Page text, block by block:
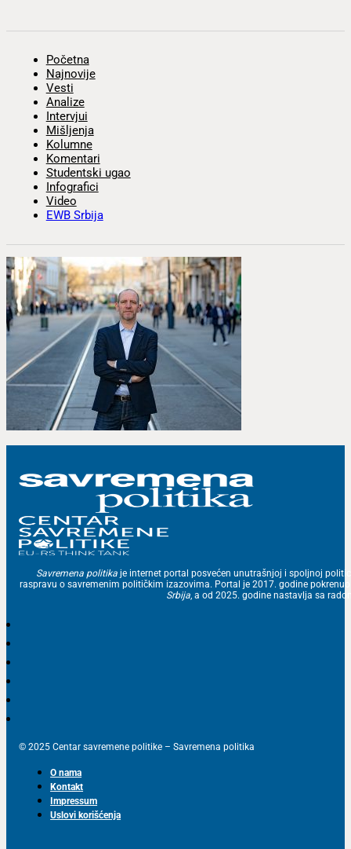
Početna
Najnovije
Vesti
Analize
Intervjui
Mišljenja
Kolumne
Komentari
Studentski ugao
Infografici
Video
EWB Srbija
Savremena politika je internet portal posvećen unutrašnjoj i spoljnoj
raspravu o savremenim političkim izazovima. Portal je 2017. godine
Srbija, a od 2025. godine nastavlja sa
© 2025 Centar savremene politike – Savremena politika
O nama
Kontakt
Impressum
Uslovi korišćenja